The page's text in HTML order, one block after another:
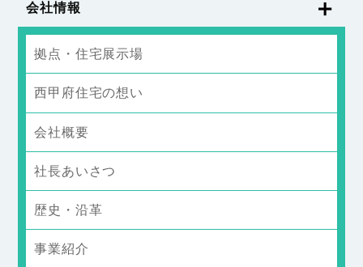
会社情報
拠点・住宅展示場
西甲府住宅の想い
会社概要
社長あいさつ
歴史・沿革
事業紹介